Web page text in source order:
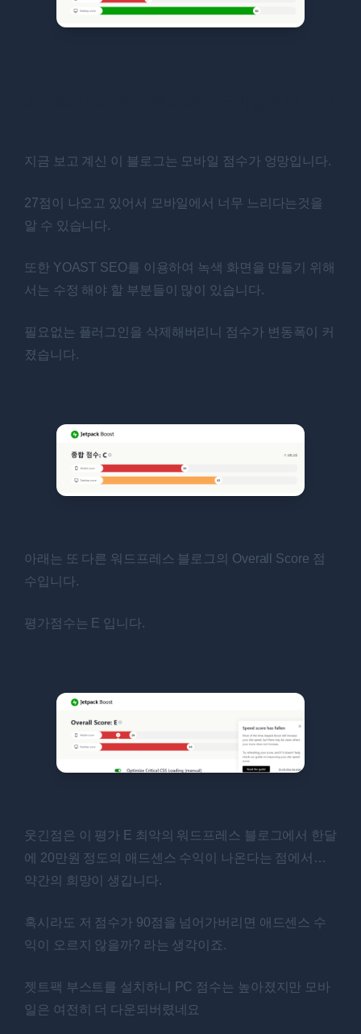
지금 보고 계신 이 블로그는 모바일 점수가 엉망입니다.
27점이 나오고 있어서 모바일에서 너무 느리다는것을
알 수 있습니다.
또한 YOAST SEO를 이용하여 녹색 화면을 만들기 위해
서는 수정 해야 할 부분들이 많이 있습니다.
필요없는 플러그인을 삭제해버리니 점수가 변동폭이 커
졌습니다.
아래는 또 다른 워드프레스 블로그의 Overall Score 점
수입니다.
평가점수는 E 입니다.
웃긴점은 이 평가 E 최악의 워드프레스 블로그에서 한달
에 20만원 정도의 애드센스 수익이 나온다는 점에서…
약간의 희망이 생깁니다.
혹시라도 저 점수가 90점을 넘어가버리면 애드센스 수
익이 오르지 않을까? 라는 생각이죠.
젯트팩 부스트를 설치하니 PC 점수는 높아졌지만 모바
일은 여전히 더 다운되버렸네요